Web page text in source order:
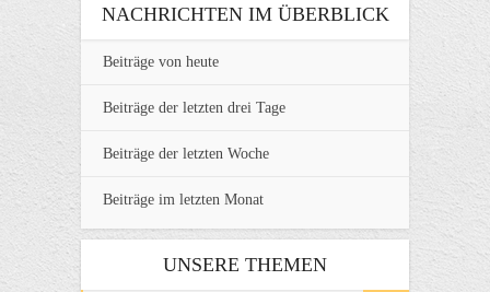
NACHRICHTEN IM ÜBERBLICK
Beiträge von heute
Beiträge der letzten drei Tage
Beiträge der letzten Woche
Beiträge im letzten Monat
UNSERE THEMEN